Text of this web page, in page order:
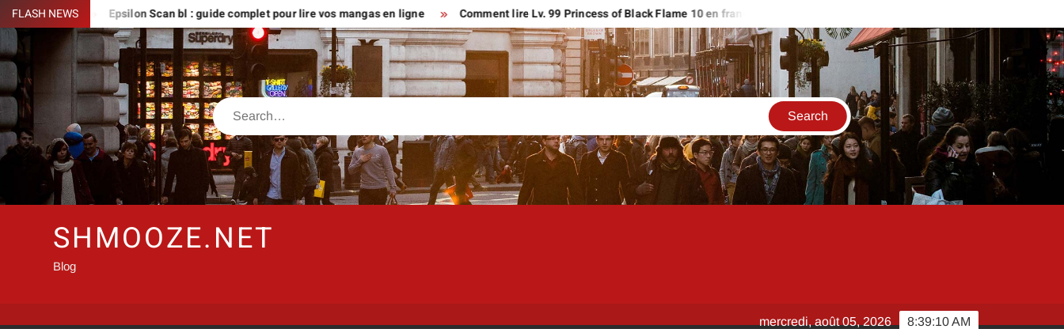
Skip
to
content
FLASH NEWS
créer Epsilon Scan bl : guide complet pour lire vos mangas en ligne Comment lire Lv. 99 Princess of Black Flame 10 en français rapidement ?
Search
SHMOOZE.NET
Blog
8:39:11 AM
mercredi, août 05, 2026